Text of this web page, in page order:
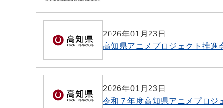
2026年01月23日
高知県アニメプロジェクト推進
2026年01月23日
令和７年度高知県アニメプロジ